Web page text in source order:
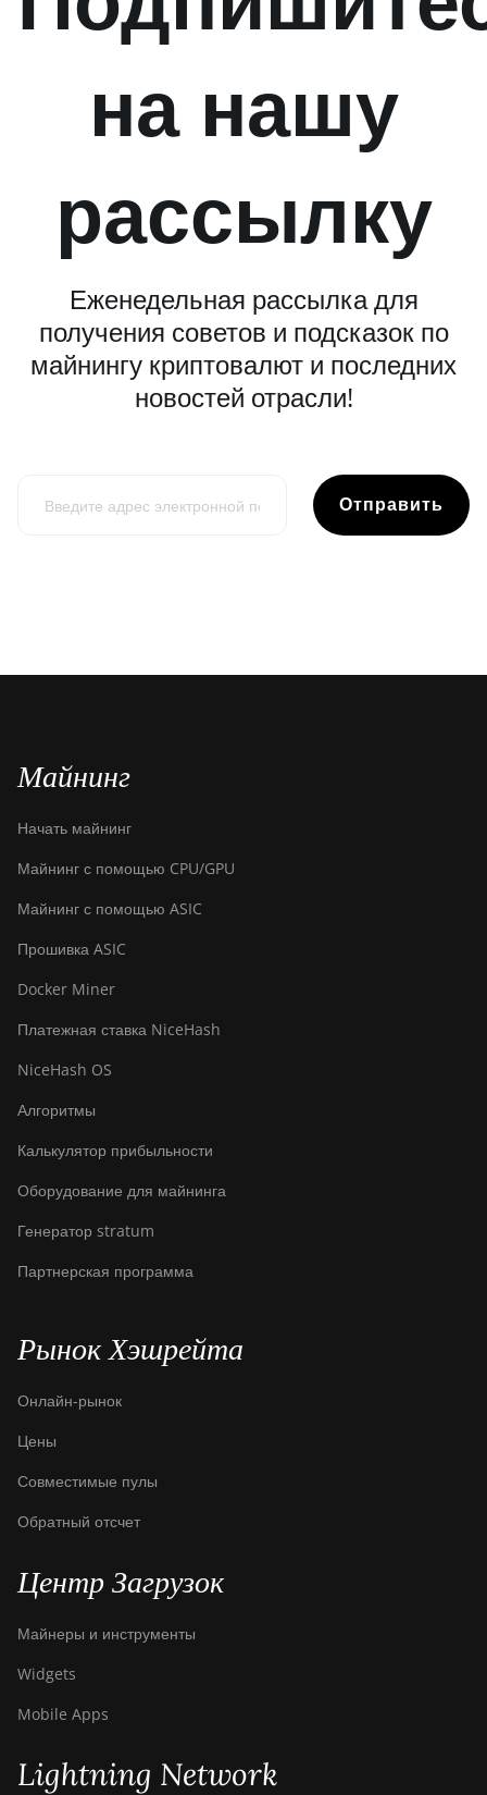
на нашу
рассылку
Еженедельная рассылка для
получения советов и подсказок по
майнингу криптовалют и последних
новостей отрасли!
Отправить
Майнинг
Начать майнинг
Майнинг с помощью CPU/GPU
Майнинг с помощью ASIC
Прошивка ASIC
Docker Miner
Платежная ставка NiceHash
NiceHash OS
Алгоритмы
Калькулятор прибыльности
Оборудование для майнинга
Генератор stratum
Партнерская программа
Рынок Хэшрейта
Онлайн-рынок
Цены
Совместимые пулы
Обратный отсчет
Центр Загрузок
Майнеры и инструменты
Widgets
Mobile Apps
Lightning Network